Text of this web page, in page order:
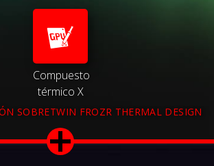
Compuesto
térmico X
SOBRETWIN FROZR THERMAL DESIGN